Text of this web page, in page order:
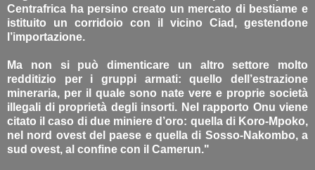
Centrafrica ha persino creato un mercato di bestiame e
istituito un corridoio con il vicino Ciad, gestendone
l’importazione.
Ma non si può dimenticare un altro settore molto
redditizio per i gruppi armati: quello dell’estrazione
mineraria, per il quale sono nate vere e proprie società
illegali di proprietà degli insorti. Nel rapporto Onu viene
citato il caso di due miniere d’oro: quella di Koro-Mpoko,
nel nord ovest del paese e quella di Sosso-Nakombo, a
sud ovest, al confine con il Camerun."